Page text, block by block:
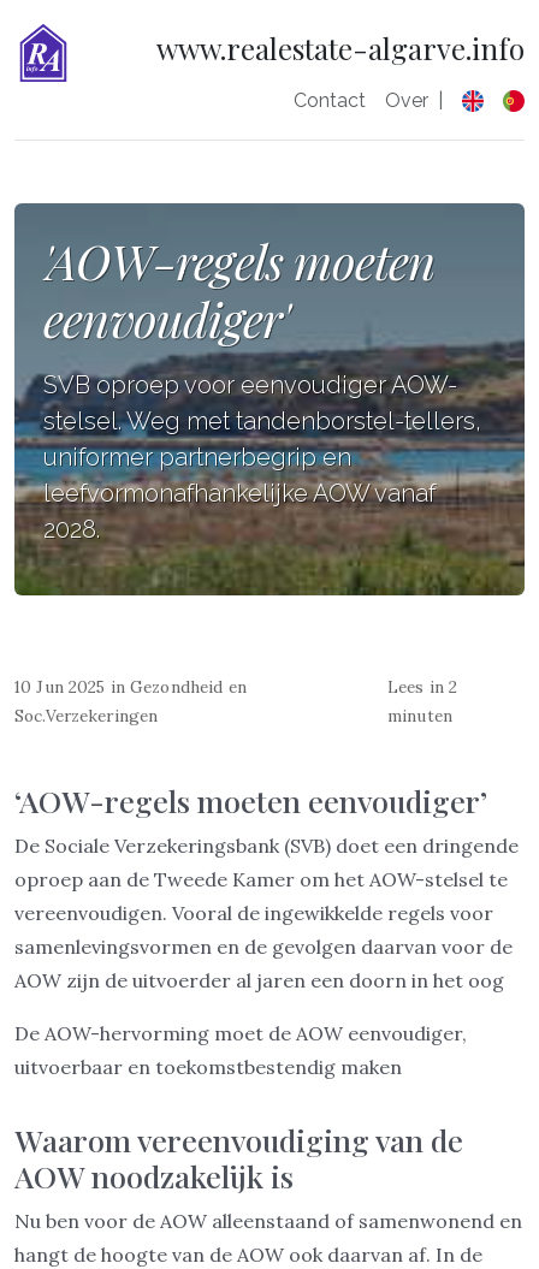
www.realestate-algarve.info
Contact Over
'AOW-regels moeten
eenvoudiger'
SVB oproep voor eenvoudiger AOW-
stelsel. Weg met tandenborstel-tellers,
uniformer partnerbegrip en
leefvormonafhankelijke AOW vanaf
2028.
10 Jun 2025 inGezondheid en
Soc.Verzekeringen
Lees in 2
minuten
‘AOW-regels moeten eenvoudiger’
De Sociale Verzekeringsbank (SVB) doet een dringende
oproep aan de Tweede Kamer om het AOW-stelsel te
vereenvoudigen. Vooral de ingewikkelde regels voor
samenlevingsvormen en de gevolgen daarvan voor de
AOW zijn de uitvoerder al jaren een doorn in het oog
De AOW-hervorming moet de AOW eenvoudiger,
uitvoerbaar en toekomstbestendig maken
Waarom vereenvoudiging van de
AOW noodzakelijk is
Nu ben voor de AOW alleenstaand of samenwonend en
hangt de hoogte van de AOW ook daarvan af. In de